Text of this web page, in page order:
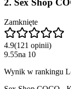
2. Sex Shop
Zamknięte
4.9(121 opinii)
9.55na 10
Wynik w rankingu